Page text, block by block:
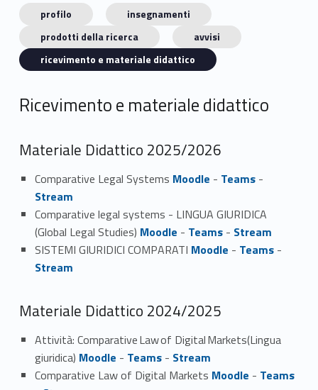
profilo
insegnamenti
prodotti della ricerca
avvisi
ricevimento e materiale didattico
Ricevimento e materiale didattico
Materiale Didattico 2025/2026
Comparative Legal Systems Moodle - Teams-
Stream
Comparative legal systems - LINGUA GIURIDICA
(Global Legal Studies) Moodle - Teams- Stream
SISTEMI GIURIDICI COMPARATI Moodle - Teams-
Stream
Materiale Didattico 2024/2025
Attività: Comparative Law of Digital Markets(Lingua
giuridica) Moodle - Teams- Stream
Comparative Law of Digital Markets Moodle - Teams